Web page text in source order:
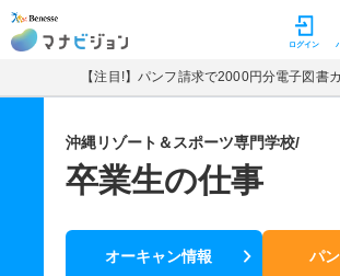
マナビジョン ログイン
【注目!】パンフ請求で2000円分電子図書
沖縄リゾート＆スポーツ専門学校/
卒業生の仕事
オーキャン情報 パ